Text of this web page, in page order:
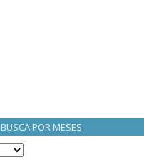
BUSCA POR MESES